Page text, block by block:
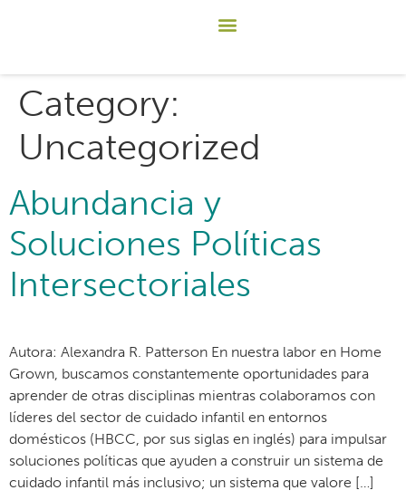
Category:
Uncategorized
Abundancia y
Soluciones Políticas
Intersectoriales
Autora: Alexandra R. Patterson En nuestra labor en Home
Grown, buscamos constantemente oportunidades para
aprender de otras disciplinas mientras colaboramos con
líderes del sector de cuidado infantil en entornos
domésticos (HBCC, por sus siglas en inglés) para impulsar
soluciones políticas que ayuden a construir un sistema de
cuidado infantil más inclusivo; un sistema que valore […]